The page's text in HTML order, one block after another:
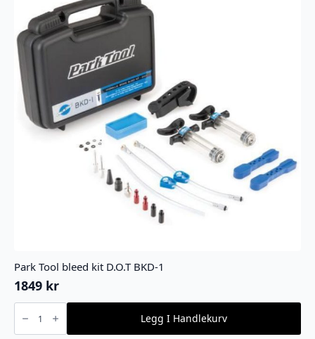
Park Tool bleed kit D.O.T BKD-1
1849 kr
Park
bleed
kit
Legg I Handlekurv